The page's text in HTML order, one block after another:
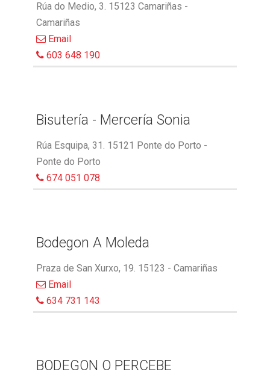
Rúa do Medio, 3. 15123 Camariñas -
Camariñas
Email
603 648 190
Bisutería - Mercería Sonia
Rúa Esquipa, 31. 15121 Ponte do Porto -
Ponte do Porto
674 051 078
Bodegon A Moleda
Praza de San Xurxo, 19. 15123 - Camariñas
Email
634 731 143
BODEGON O PERCEBE